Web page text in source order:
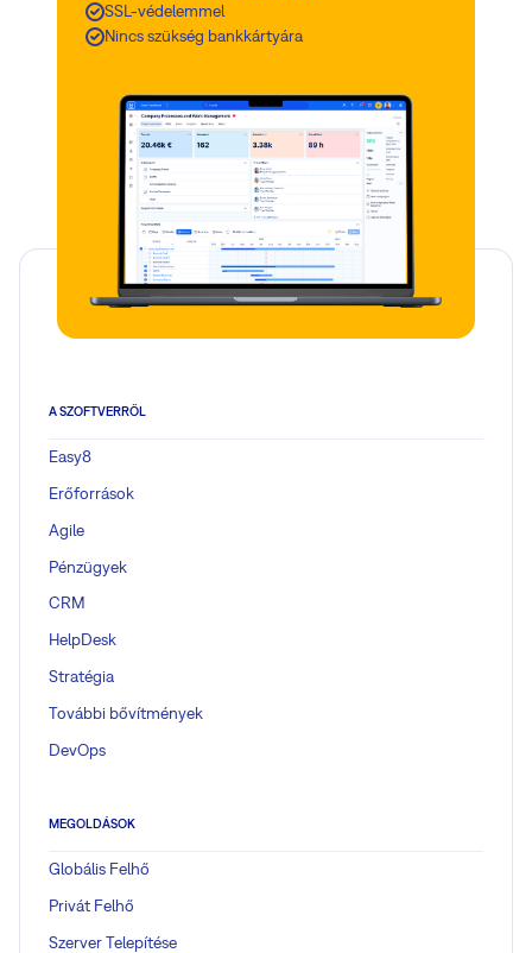
SSL-védelemmel
Nincs szükség bankkártyára
A SZOFTVERRŐL
Easy8
Erőforrások
Agile
Pénzügyek
CRM
HelpDesk
Stratégia
További bővítmények
DevOps
MEGOLDÁSOK
Globális Felhő
Privát Felhő
Szerver Telepítése